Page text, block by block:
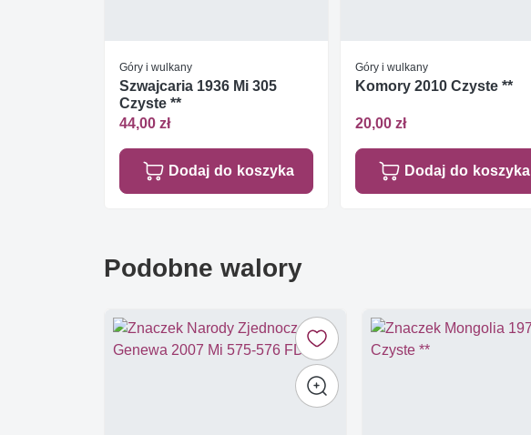
Góry i wulkany
Szwajcaria 1936 Mi 305
Czyste **
44,00 zł
Dodaj do koszyka
Góry i wulkany
Komory 2010 Czyste **
20,00 zł
Dodaj do koszyka
Podobne walory